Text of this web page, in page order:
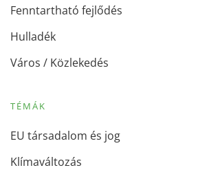
Fenntartható fejlődés
Hulladék
Város / Közlekedés
TÉMÁK
EU társadalom és jog
Klímaváltozás